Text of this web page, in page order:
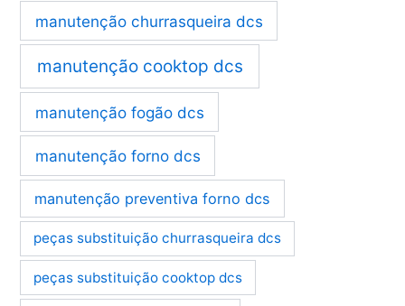
manutenção churrasqueira dcs
manutenção cooktop dcs
manutenção fogão dcs
manutenção forno dcs
manutenção preventiva forno dcs
peças substituição churrasqueira dcs
peças substituição cooktop dcs